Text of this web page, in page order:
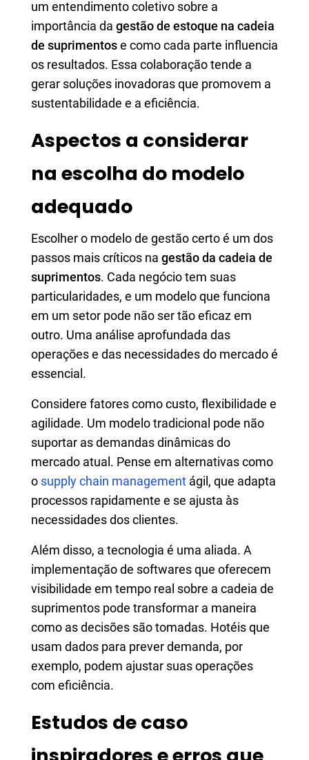
um entendimento coletivo sobre a
importância da gestão de estoque na cadeia
de suprimentose como cada parte influencia
os resultados. Essa colaboração tende a
gerar soluções inovadoras que promovem a
sustentabilidade e a eficiência.
Aspectos a considerar
na escolha do modelo
adequado
Escolher o modelo de gestão certo é um dos
passos mais críticos na gestão da cadeia de
suprimentos. Cada negócio tem suas
particularidades, e um modelo que funciona
em um setor pode não ser tão eficaz em
outro. Uma análise aprofundada das
operações e das necessidades do mercado é
essencial.
Considere fatores como custo, flexibilidade e
agilidade. Um modelo tradicional pode não
suportar as demandas dinâmicas do
mercado atual. Pense em alternativas como
o supply chain management ágil, que adapta
processos rapidamente e se ajusta às
necessidades dos clientes.
Além disso, a tecnologia é uma aliada. A
implementação de softwares que oferecem
visibilidade em tempo real sobre a cadeia de
suprimentos pode transformar a maneira
como as decisões são tomadas. Hotéis que
usam dados para prever demanda, por
exemplo, podem ajustar suas operações
com eficiência.
Estudos de caso